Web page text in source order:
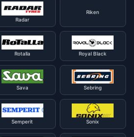
Radar
Riken
Rotalla Royal Black
Sava Sebring
Semperit
Sonix